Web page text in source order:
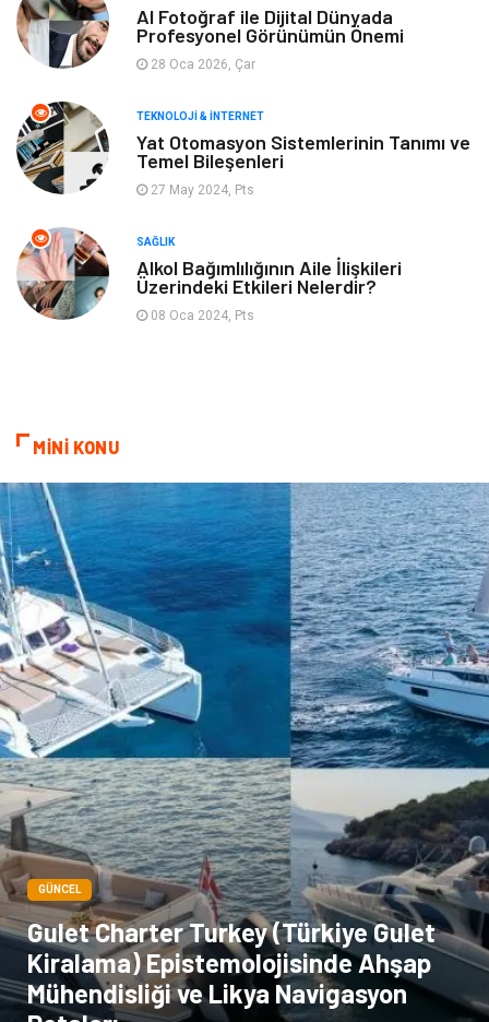
Tarım & Hayvancılık Moda
AI Fotoğraf ile Dijital Dünyada
Profesyonel Görünümün Önemi
28 Oca 2026, Çar
TEKNOLOJI & İNTERNET
Yat Otomasyon Sistemlerinin Tanımı ve
Temel Bileşenleri
27 May 2024, Pts
SAĞLIK
Alkol Bağımlılığının Aile İlişkileri
Üzerindeki Etkileri Nelerdir?
08 Oca 2024, Pts
MİNİ KONU
GÜNCEL
Gulet Charter Turkey (Türkiye Gulet
Kiralama) Epistemolojisinde Ahşap
Mühendisliği ve Likya Navigasyon